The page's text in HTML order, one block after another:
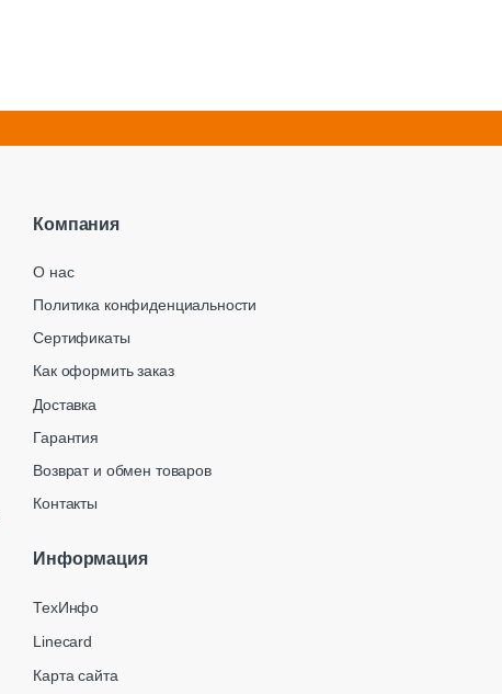
Компания
О нас
Политика конфиденциальности
Сертификаты
Как оформить заказ
Доставка
Гарантия
Возврат и обмен товаров
Контакты
Информация
ТехИнфо
Linecard
Карта сайта